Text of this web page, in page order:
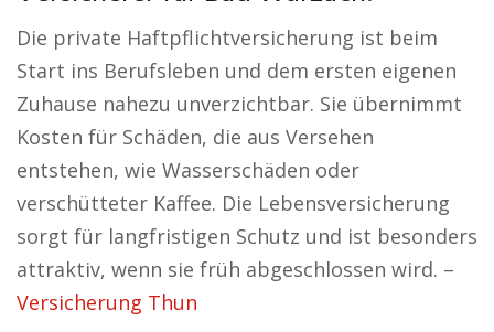
Die private Haftpflichtversicherung ist beim
Start ins Berufsleben und dem ersten eigenen
Zuhause nahezu unverzichtbar. Sie übernimmt
Kosten für Schäden, die aus Versehen
entstehen, wie Wasserschäden oder
verschütteter Kaffee. Die Lebensversicherung
sorgt für langfristigen Schutz und ist besonders
attraktiv, wenn sie früh abgeschlossen wird. –
Versicherung Thun